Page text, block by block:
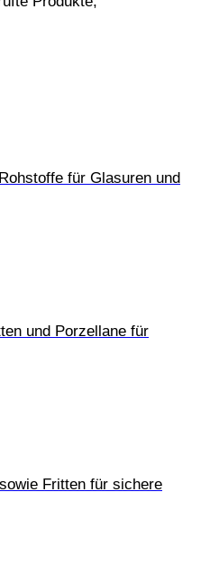
für Glasuren und
und Porzellane für
Fritten für sichere